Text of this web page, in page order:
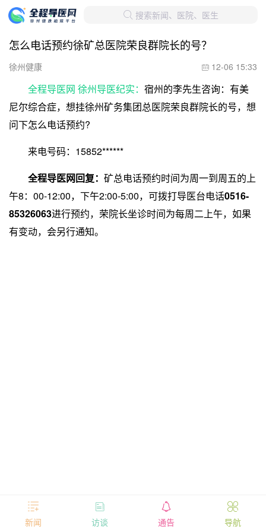
 搜索新闻、医院、医生
怎么电话预约徐矿总医院荣良群院长的号？
徐州健康  12-06 15:33
全程导医网 徐州导医纪实： 宿州的李先生咨询：有美
尼尔综合症，想挂徐州矿务集团总医院荣良群院长的号，想
问下怎么电话预约?
来电号码：15852******
全程导医网回复： 矿总电话预约时间为周一到周五的上
午8：00-12:00，下午2:00-5:00，可拨打导医台电话0516-
85326063进行预约，荣院长坐诊时间为每周二上午，如果
有变动，会另行通知。

新闻

访谈

通告

导航